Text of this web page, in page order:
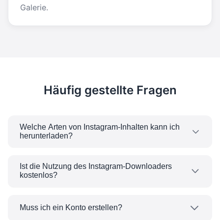
Galerie.
Häufig gestellte Fragen
Welche Arten von Instagram-Inhalten kann ich
herunterladen?
Karussellbeiträge herunterladen. Unser Tool
unterstützt alle öffentlichen Instagram-Inhalte.
Ist die Nutzung des Instagram-Downloaders
kostenlos?
Downloaders ist völlig kostenlos. Keine
Muss ich ein Konto erstellen?